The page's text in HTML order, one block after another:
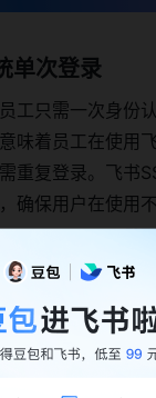
单次登录
工只需一次身份
味着员工在使用
重复登录。飞书
确保用户在使用